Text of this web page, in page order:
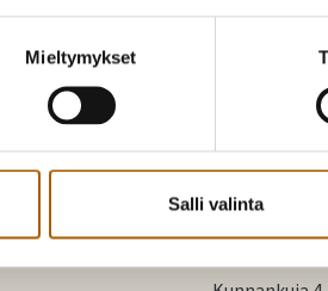
Mieltymykset
Salli valinta